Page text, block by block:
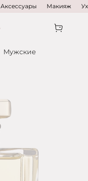
Аксессуары Макияж
Мужские